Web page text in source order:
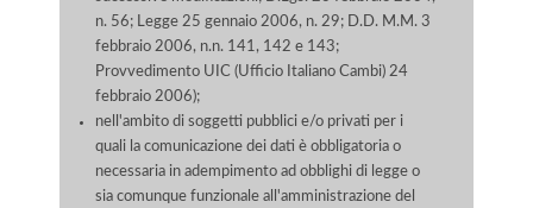
n. 56; Legge 25 gennaio 2006, n. 29; D.D. M.M. 3
febbraio 2006, n.n. 141, 142 e 143;
Provvedimento UIC (Ufficio Italiano Cambi) 24
febbraio 2006);
nell'ambito di soggetti pubblici e/o privati per i
quali la comunicazione dei dati è obbligatoria o
necessaria in adempimento ad obblighi di legge o
sia comunque funzionale all'amministrazione del